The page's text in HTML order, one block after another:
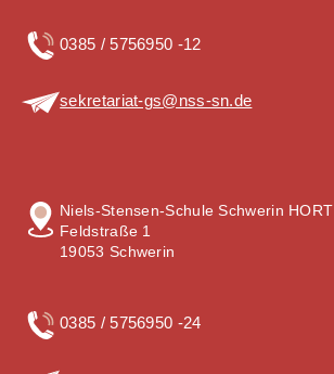
0385 / 5756950 -12
sekretariat-gs@nss-sn.de
Niels-Stensen-Schule Schwerin HORT
Feldstraße 1
19053 Schwerin
0385 / 5756950 -24